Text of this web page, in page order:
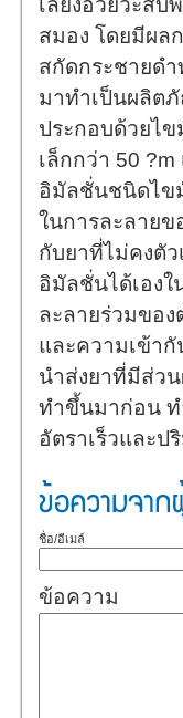
เลี้ยงอวัยวะสืบ
สมอง โดยมีผล
สกัดกระชายดำ
มาทำเป็นผลิต
ประกอบด้วยไ
เล็กกว่า 50
อิมัลชั่นชนิดไข
ในการละลาย
กับยาที่ไม่คงตั
อิมัลชั่นได้เอง
ละลายร่วมขอ
และความเข้า
นำส่งยาที่มีส่ว
ทำขึ้นมาก่อน ท
อัตราเร็วและ
ชื่อ/อีเมล์
ข้อความ